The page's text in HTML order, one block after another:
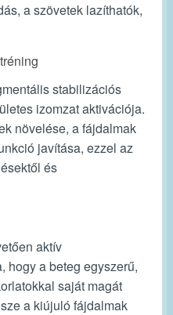
a szövetek lazíthatók,
stabilizációs
izomzat aktivációja.
növelése, a fájdalmak
javítása, ezzel az
és
aktív
hogy a beteg egyszerű,
saját magát
a kiújuló fájdalmak